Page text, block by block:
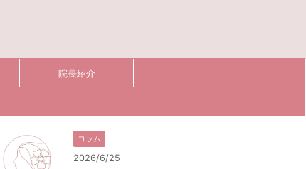
院長紹介
コラム
2026/6/25